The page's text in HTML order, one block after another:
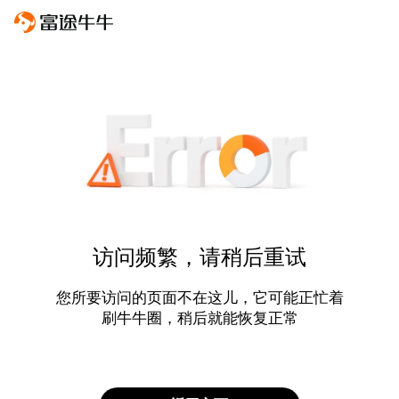
访问频繁，请稍后重试
您所要访问的页面不在这儿，它可能正忙着
刷牛牛圈，稍后就能恢复正常